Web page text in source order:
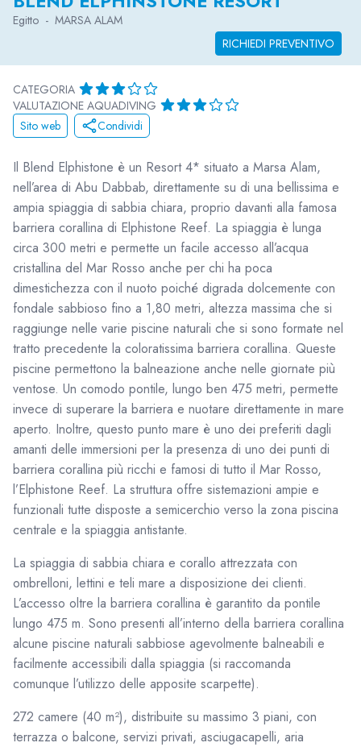
Egitto - MARSA ALAM
RICHIEDI PREVENTIVO
CATEGORIA
VALUTAZIONE AQUADIVING
Sito web
Condividi
Il Blend Elphistone è un Resort 4* situato a Marsa Alam,
nell’area di Abu Dabbab, direttamente su di una bellissima e
ampia spiaggia di sabbia chiara, proprio davanti alla famosa
barriera corallina di Elphistone Reef. La spiaggia è lunga
circa 300 metri e permette un facile accesso all’acqua
cristallina del Mar Rosso anche per chi ha poca
dimestichezza con il nuoto poiché digrada dolcemente con
fondale sabbioso fino a 1,80 metri, altezza massima che si
raggiunge nelle varie piscine naturali che si sono formate nel
tratto precedente la coloratissima barriera corallina. Queste
piscine permettono la balneazione anche nelle giornate più
ventose. Un comodo pontile, lungo ben 475 metri, permette
invece di superare la barriera e nuotare direttamente in mare
aperto. Inoltre, questo punto mare è uno dei preferiti dagli
amanti delle immersioni per la presenza di uno dei punti di
barriera corallina più ricchi e famosi di tutto il Mar Rosso,
l’Elphistone Reef. La struttura offre sistemazioni ampie e
funzionali tutte disposte a semicerchio verso la zona piscina
centrale e la spiaggia antistante.
La spiaggia di sabbia chiara e corallo attrezzata con
ombrelloni, lettini e teli mare a disposizione dei clienti.
L’accesso oltre la barriera corallina è garantito da pontile
lungo 475 m. Sono presenti all’interno della barriera corallina
alcune piscine naturali sabbiose agevolmente balneabili e
facilmente accessibili dalla spiaggia (si raccomanda
comunque l’utilizzo delle apposite scarpette).
272 camere (40 m²), distribuite su massimo 3 piani, con
terrazza o balcone, servizi privati, asciugacapelli, aria